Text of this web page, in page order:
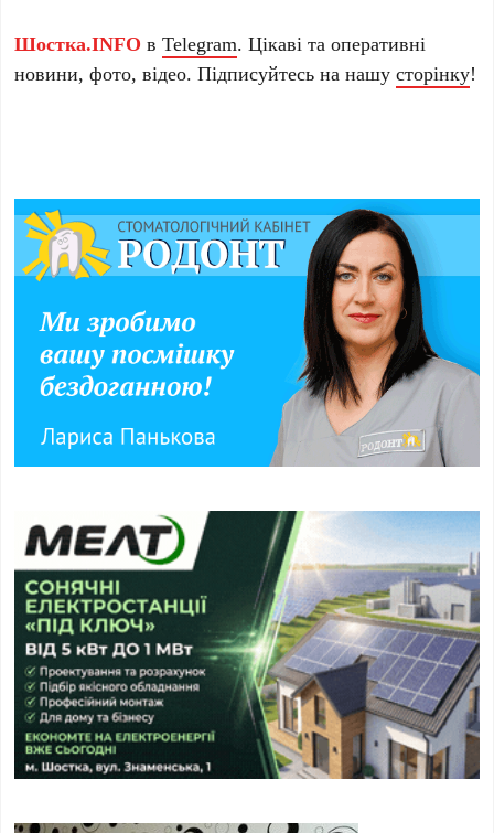
Шостка.INFO вTelegram. Цікаві та оперативні
новини, фото, відео. Підписуйтесь на нашусторінку!